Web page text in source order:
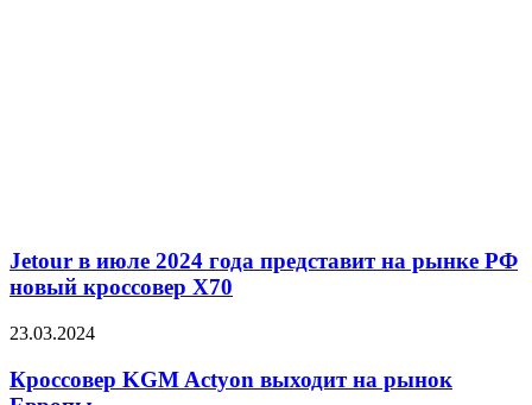
Jetour в июле 2024 года представит на рынке РФ
новый кроссовер X70
23.03.2024
Кроссовер KGM Actyon выходит на рынок